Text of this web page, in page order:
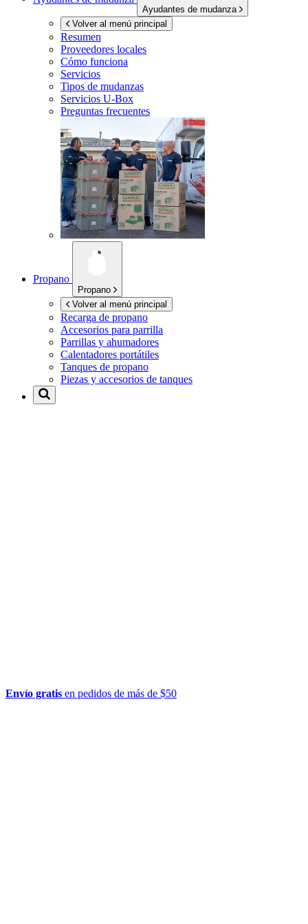
Ayudantes de mudanza
Volver al menú principal
Resumen
Proveedores locales
Cómo funciona
Servicios
Tipos de mudanzas
Servicios U-Box
Preguntas frecuentes
Propano
Propano
Volver al menú principal
Recarga de propano
Accesorios para parrilla
Parrillas y ahumadores
Calentadores portátiles
Tanques de propano
Piezas y accesorios de tanques
Envío gratis en pedidos de más de $50